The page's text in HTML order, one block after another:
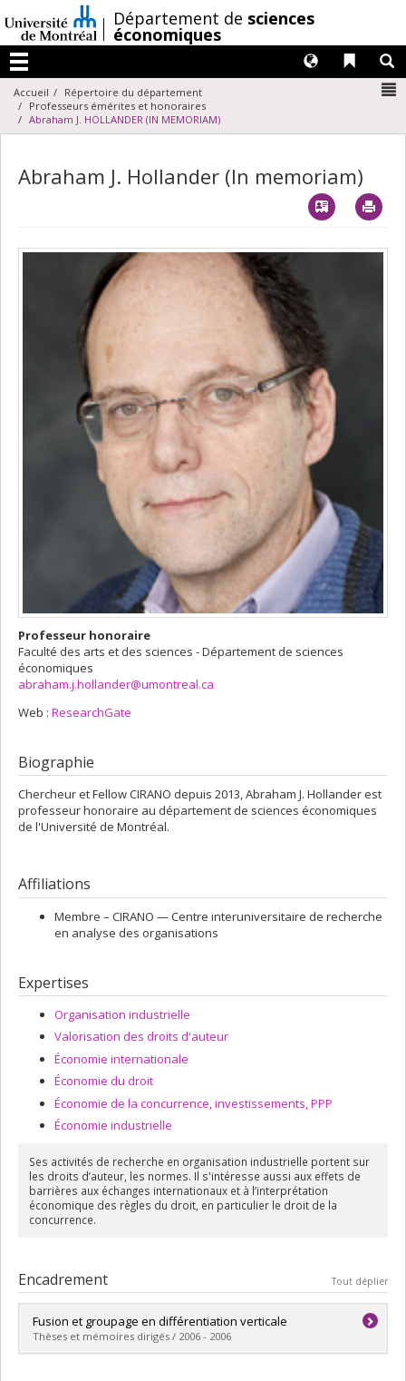
au
contenu
/Département de sciences
économiques
Menu
Liens
Langues
Accueil
Répertoire du département
Professeurs émérites et honoraires
Abraham J. HOLLANDER (IN MEMORIAM)
Abraham J. Hollander (In memoriam)
Vcard
Professeur honoraire
Faculté des arts et des sciences - Département de sciences
économiques
abraham.j.hollander@umontreal.ca
Web : ResearchGate
Biographie
Chercheur et Fellow CIRANO depuis 2013, Abraham J. Hollander est
professeur honoraire au département de sciences économiques
de l'Université de Montréal.
Affiliations
Membre – CIRANO — Centre interuniversitaire de recherche
en analyse des organisations
Expertises
Organisation industrielle
Valorisation des droits d'auteur
Économie internationale
Économie du droit
Économie de la concurrence, investissements, PPP
Économie industrielle
Ses activités de recherche en organisation industrielle portent sur
les droits d’auteur, les normes. Il s'intéresse aussi aux effets de
barrières aux échanges internationaux et à l’interprétation
économique des règles du droit, en particulier le droit de la
concurrence.
Encadrement Tout déplier
Fusion et groupage en différentiation verticale
Thèses et mémoires dirigés / 2006 - 2006